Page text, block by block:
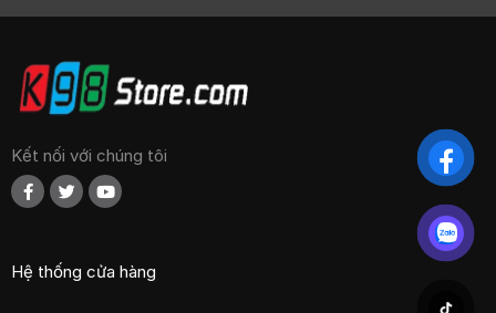
Kết nối với chúng tôi
Hệ thống cửa hàng